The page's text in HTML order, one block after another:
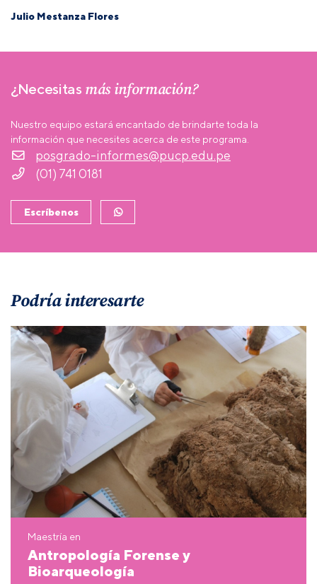
Julio Mestanza Flores
¿Necesitas más información?
Nuestro equipo estará encantado de brindarte toda la
información que necesites acerca de este programa.
posgrado-informes@pucp.edu.pe
(01) 741 0181
Escríbenos
Podría interesarte
Maestría en
Antropología Forense y
Bioarqueología